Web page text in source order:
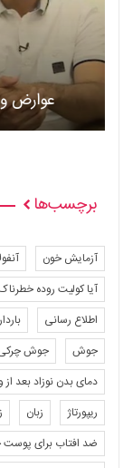
عوارض
برچسب‌ها
آزمایش خون
آیا کولیت روده
اطلاع رسانی
جوش
جوش چرکی
دمای بدن نوزاد بعد
ریپورتاژ
زبان
ضد افتاب برای